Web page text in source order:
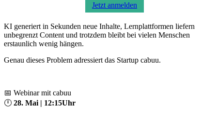
Jetzt anmelden
KI generiert in Sekunden neue Inhalte, Lernplattformen liefern
unbegrenzt Content und trotzdem bleibt bei vielen Menschen
erstaunlich wenig hängen.
Genau dieses Problem adressiert das Startup cabuu.
📅 Webinar mit cabuu
🕛 28. Mai | 12:15Uhr